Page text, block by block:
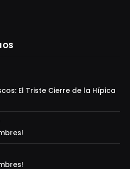
El Triste Cierre de la Hípica